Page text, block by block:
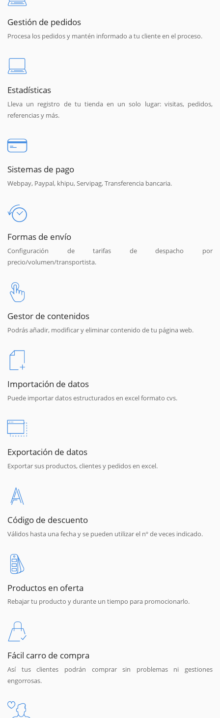
Gestión de pedidos
Procesa los pedidos y mantén informado a tu cliente en el proceso.
Estadísticas
Lleva un registro de tu tienda en un solo lugar: visitas, pedidos,
referencias y más.
Sistemas de pago
Webpay, Paypal, khipu, Servipag, Transferencia bancaria.
Formas de envío
Configuración de tarifas de despacho por
precio/volumen/transportista.
Gestor de contenidos
Podrás añadir, modificar y eliminar contenido de tu página web.
Importación de datos
Puede importar datos estructurados en excel formato cvs.
Exportación de datos
Exportar sus productos, clientes y pedidos en excel.
Código de descuento
Válidos hasta una fecha y se pueden utilizar el nº de veces indicado.
Productos en oferta
Rebajar tu producto y durante un tiempo para promocionarlo.
Fácil carro de compra
Así tus clientes podrán comprar sin problemas ni gestiones
engorrosas.